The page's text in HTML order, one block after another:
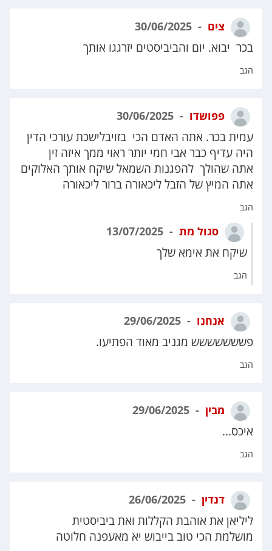
צים
בכר יבוא. יום והביביסטים יזרגגו אותך
הגב
פפושדו
עמית בכר. אתה האדם הכי בזויבלישכת עורכי הדין
היה עדיף כבר אבי חמי יותר ראוי ממך איזה זין
אתה שהולך להפגנות השמאל שיקח אותך האלוקים
אתה המיץ של הזבל ליכאורה ברור ליכאורה
הגב
סגול מת
שיקח את אימא שלך
הגב
אנחנו
פששששששש מגניב מאוד הפתיעו.
הגב
מבין
איכס...
הגב
דנדין
ליליאן את אוהבת הקללות ואת ביביסטית
מושלמת הכי טוב בייבוש יא מאעפנה חלוטה